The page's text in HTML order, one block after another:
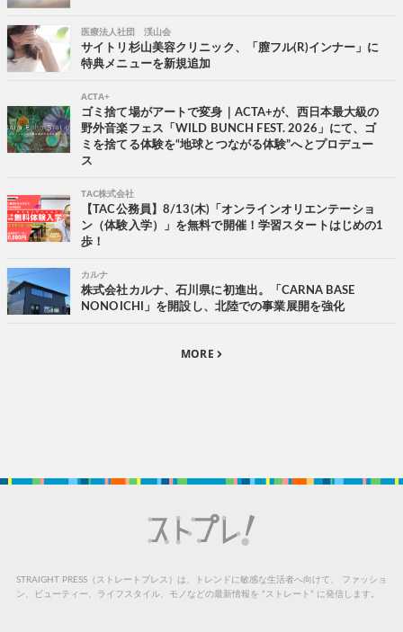
医療法人社団 渓山会
サイトリ杉山美容クリニック、「膣フル(R)インナー」に
特典メニューを新規追加
ACTA+
ゴミ捨て場がアートで変身｜ACTA+が、西日本最大級の
野外音楽フェス「WILD BUNCH FEST. 2026」にて、ゴ
ミを捨てる体験を“地球とつながる体験”へとプロデュー
ス
TAC株式会社
【TAC公務員】8/13(木)「オンラインオリエンテーショ
ン（体験入学）」を無料で開催！学習スタートはじめの1
歩！
カルナ
株式会社カルナ、石川県に初進出。「CARNA BASE
NONOICHI」を開設し、北陸での事業展開を強化
MORE
STRAIGHT PRESS（ストレートプレス）は、トレンドに敏感な生活者へ向けて、
ファッショ
ン、ビューティー、ライフスタイル、モノなどの最新情報を “ストレート” に発信します。